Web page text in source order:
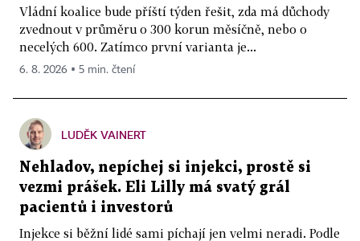
Vládní koalice bude příští týden řešit, zda má důchody
zvednout v průměru o 300 korun měsíčně, nebo o
necelých 600. Zatímco první varianta je...
6. 8. 2026 ▪ 5 min. čtení
LUDĚK VAINERT
Nehladov, nepíchej si injekci, prostě si
vezmi prášek. Eli Lilly má svatý grál
pacientů i investorů
Injekce si běžní lidé sami píchají jen velmi neradi. Podle